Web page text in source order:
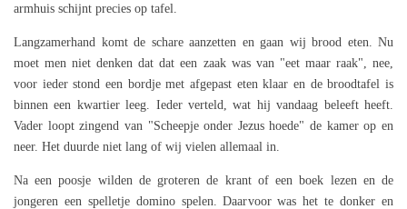
armhuis schijnt precies op tafel.
Langzamerhand komt de schare aanzetten en gaan wij brood eten. Nu
moet men niet denken dat dat een zaak was van "eet maar raak", nee,
voor ieder stond een bordje met afgepast eten klaar en de broodtafel is
binnen een kwartier leeg. Ieder verteld, wat hij vandaag beleeft heeft.
Vader loopt zingend van "Scheepje onder Jezus hoede" de kamer op en
neer. Het duurde niet lang of wij vielen allemaal in.
Na een poosje wilden de groteren de krant of een boek lezen en de
jongeren een spelletje domino spelen. Daarvoor was het te donker en